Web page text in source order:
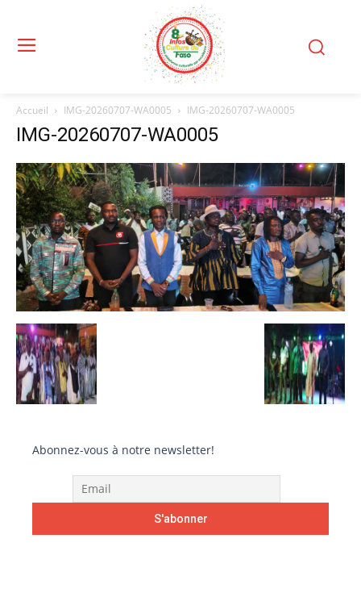
Accueil IMG-20260707-WA0005 IMG-20260707-WA0005
IMG-20260707-WA0005
Abonnez-vous à notre newsletter!